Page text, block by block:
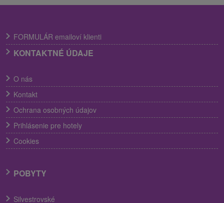
FORMULÁR emailoví klienti
KONTAKTNÉ ÚDAJE
O nás
Kontakt
Ochrana osobných údajov
Prihlásenie pre hotely
Cookies
POBYTY
Silvestrovské